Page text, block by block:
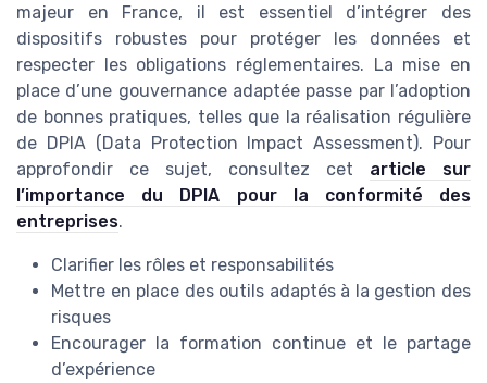
majeur en France, il est essentiel d’intégrer des
dispositifs robustes pour protéger les données et
respecter les obligations réglementaires. La mise en
place d’une gouvernance adaptée passe par l’adoption
de bonnes pratiques, telles que la réalisation régulière
de DPIA (Data Protection Impact Assessment). Pour
approfondir ce sujet, consultez cet article sur
l’importance du DPIA pour la conformité des
entreprises.
Clarifier les rôles et responsabilités
Mettre en place des outils adaptés à la gestion des
risques
Encourager la formation continue et le partage
d’expérience